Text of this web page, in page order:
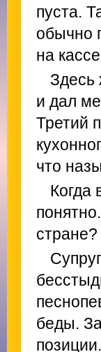
пуста.
обычно
на
Здесь
и дал
Третий
что
Когда
стране?
беды.